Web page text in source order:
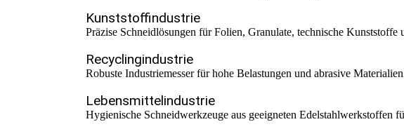
Kunststoffindustrie
Präzise Schneidlösungen für Folien, Granulate, technische Kunststoffe
Recyclingindustrie
Robuste Industriemesser für hohe Belastungen und abrasive
Lebensmittelindustrie
Hygienische Schneidwerkzeuge aus geeigneten Edelstahlwerkstoffen